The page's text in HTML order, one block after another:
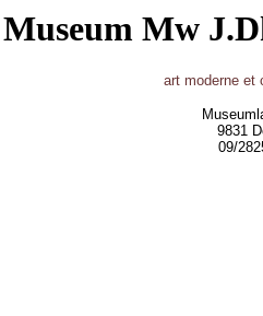
Museum Mw
art moderne et
9831
09/